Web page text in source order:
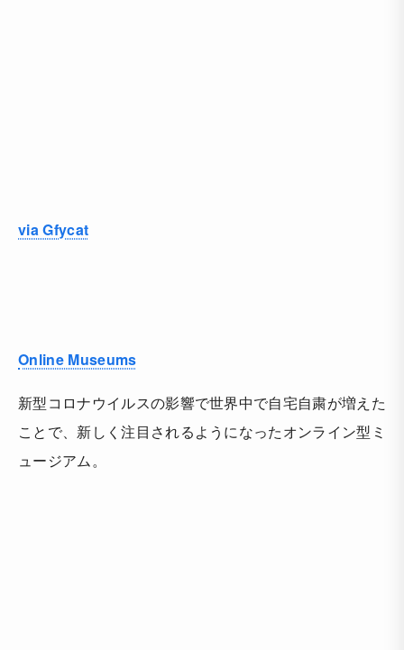
via Gfycat
Online Museums
新型コロナウイルスの影響で世界中で自宅自粛が増えた
ことで、新しく注目されるようになったオンライン型ミ
ュージアム。